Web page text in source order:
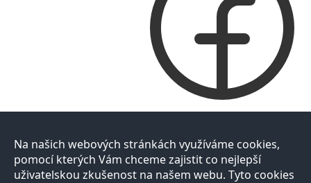
Na našich webových stránkách využíváme cookies,
pomocí kterých Vám chceme zajistit co nejlepší
uživatelskou zkušenost na našem webu. Tyto cookies